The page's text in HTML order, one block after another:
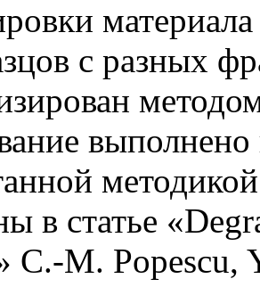
с разных
выполнено
в статье
C.-M. Popescu,